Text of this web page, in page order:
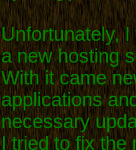
Unfortunately,
a new hosting
With it came
applications
necessary
I tried to fix the